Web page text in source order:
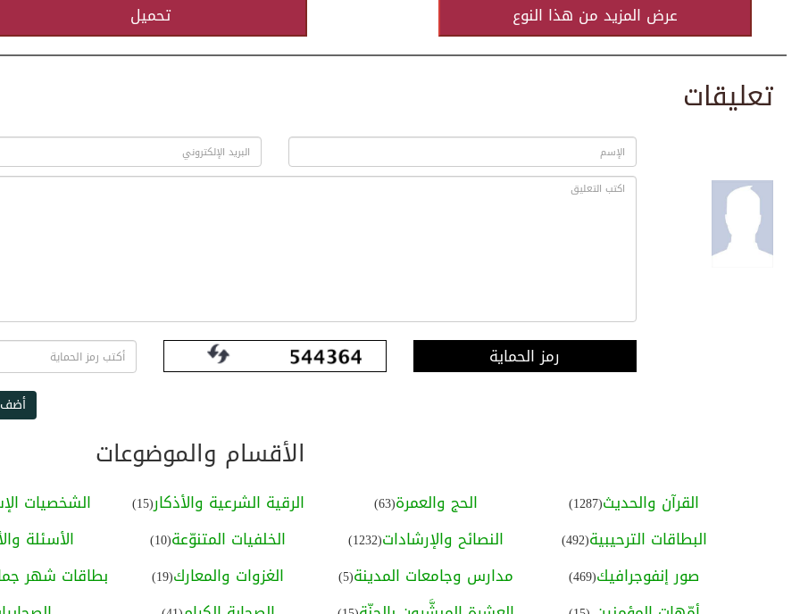
تحميل عرض المزيد من هذا النوع
تعليقات
رمز الحماية
الأقسام والموضوعات
القرآن والحديث(1287) الحج والعمرة(63) الرقية الشرعية والأذكار(15) الشخصيات
البطاقات الترحيبية(492) النصائح والإرشادات(1232) الخلفيات المتنوّعة(10) الأسئلة
صور إنفوجرافيك(469) مدارس وجامعات المدينة(5) الغزوات والمعارك(19) بطاقات شهر